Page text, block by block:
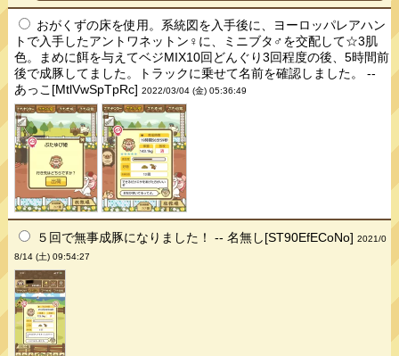
おがくずの床を使用。系統図を入手後に、ヨーロッパレアハン
トで入手したアントワネットン♀に、ミニブタ♂を交配して☆3肌
色。まめに餌を与えてベジMIX10回どんぐり3回程度の後、5時間前
後で成豚してました。トラックに乗せて名前を確認しました。 --
あっこ[MtlVwSpTpRc]2022/03/04 (金) 05:36:49
５回で無事成豚になりました！ -- 名無し[ST90EfECoNo]2021/0
8/14 (土) 09:54:27